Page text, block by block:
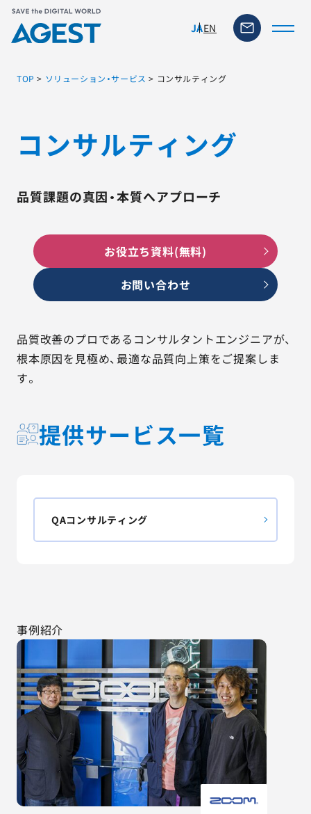
JAEN
ソリューション・サービス
脆弱性リスク管理ツール
TFACT (AIテストツール)
ニュース
セミナー・イベント
事例紹介
品質コラム
サービス詳細資料 見積・お問い合わせ
TOP > ソリューション・サービス > コンサルティング
コンサルティング
品質課題の真因・本質へアプローチ
お役立ち資料(無料)
お問い合わせ
品質改善のプロであるコンサルタントエンジニアが、
根本原因を見極め、最適な品質向上策をご提案しま
す。
提供サービス一覧
QAコンサルティング
事例紹介